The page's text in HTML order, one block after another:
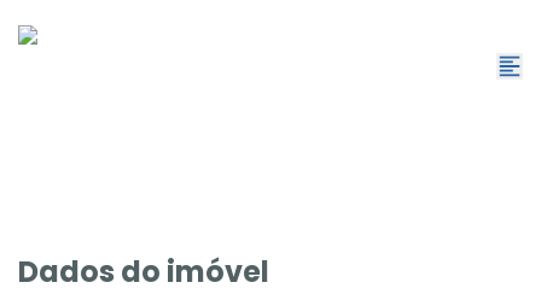
Dados do imóvel